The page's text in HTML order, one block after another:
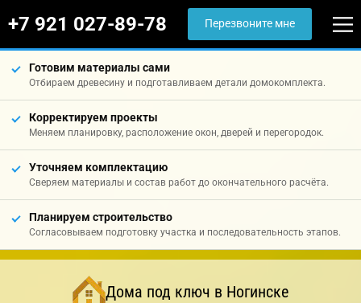
+7 921 027-89-78 Перезвоните мне
Готовим материалы сами
Отбираем древесину и подготавливаем детали домокомплекта.
Корректируем проекты
Меняем планировку, расположение окон, дверей и перегородок.
Уточняем комплектацию
Сверяем материалы и состав работ до окончательного расчёта.
Планируем строительство
Согласовываем подготовку участка и последовательность этапов.
Дома под ключ в Ногинске